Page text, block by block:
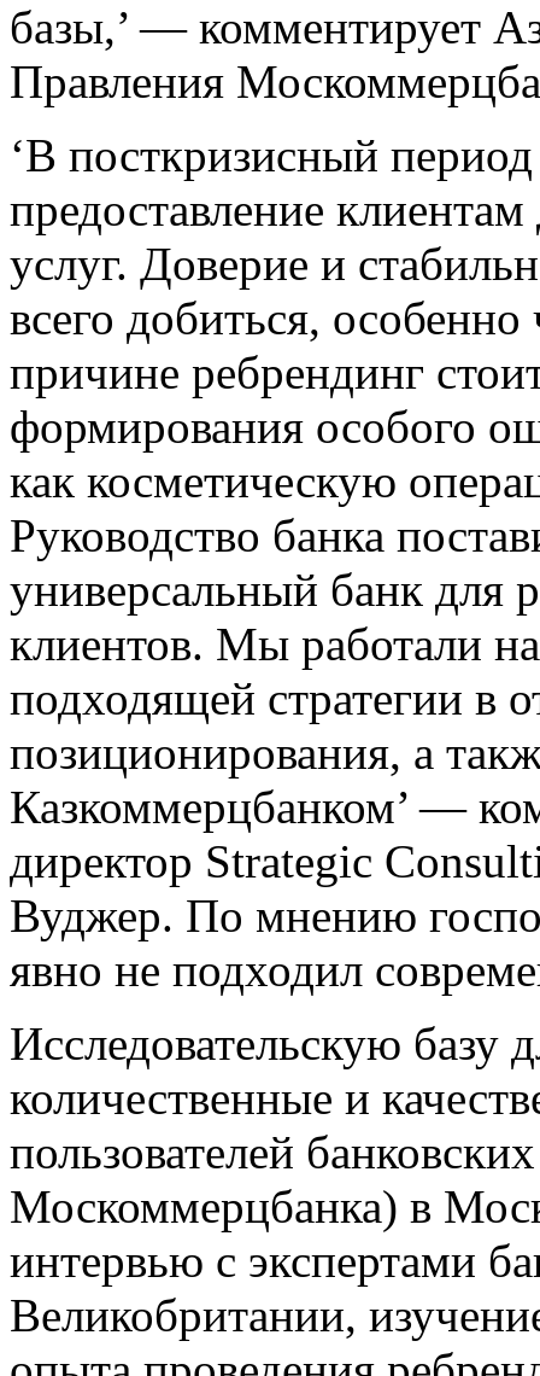
базы,’ — комментирует
Правления
‘В посткризисный
предоставление
услуг. Доверие и
всего добиться,
причине ребрендинг
формирования особого
как косметическую
Руководство банка
универсальный банк для
клиентов. Мы работали
подходящей стратегии в
позиционирования, а
Казкоммерцбанком’ —
директор Strategic
Вуджер. По мнению
явно не подходил
Исследовательскую базу
количественные и
пользователей
Москоммерцбанка) в
интервью с экспертами
Великобритании,